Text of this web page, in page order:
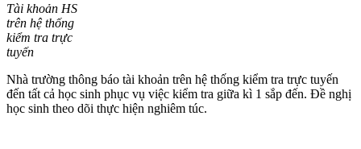
Tài khoản HS
trên hệ thống
kiểm tra trực
tuyến
Nhà trường thông báo tài khoản trên hệ thống kiểm tra trực tuyến
đến tất cả học sinh phục vụ việc kiểm tra giữa kì 1 sắp đến. Đề nghị
học sinh theo dõi thực hiện nghiêm túc.